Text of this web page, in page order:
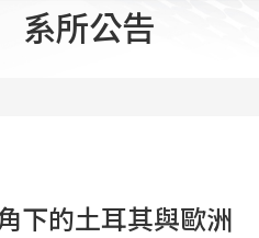
系所公告
下的土耳其與歐洲